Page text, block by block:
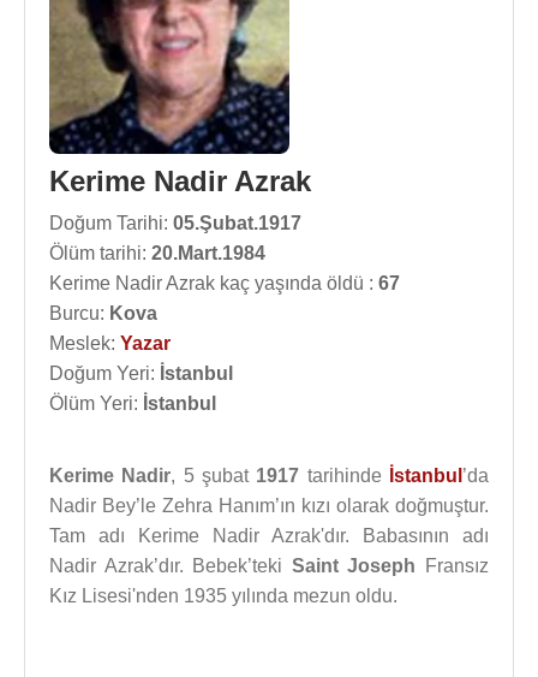
Kerime Nadir Azrak
Doğum Tarihi: 05.Şubat.1917
Ölüm tarihi: 20.Mart.1984
Kerime Nadir Azrak kaç yaşında öldü : 67
Burcu: Kova
Meslek: Yazar
Doğum Yeri: İstanbul
Ölüm Yeri: İstanbul
Kerime Nadir, 5 şubat 1917 tarihinde İstanbul ’da
Nadir Bey’le Zehra Hanım’ın kızı olarak doğmuştur.
Tam adı Kerime Nadir Azrak'dır. Babasının adı
Nadir Azrak’dır. Bebek’teki Saint Joseph Fransız
Kız Lisesi'nden 1935 yılında mezun oldu.